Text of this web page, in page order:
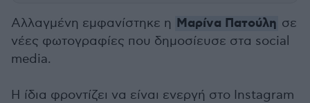
Αλλαγμένη εμφανίστηκε η Μαρίνα Πατούλη σε
νέες φωτογραφίες που δημοσίευσε στα social
media.
Η ίδια φροντίζει να είναι ενεργή στο Instagram